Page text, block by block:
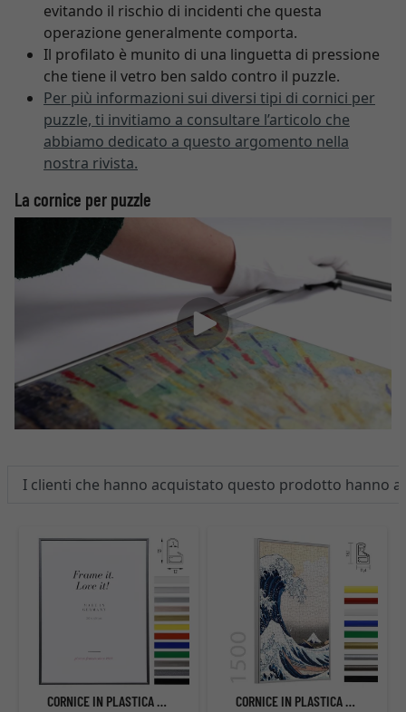
evitando il rischio di incidenti che questa
operazione generalmente comporta.
Il profilato è munito di una linguetta di pressione
che tiene il vetro ben saldo contro il puzzle.
Per più informazioni sui diversi tipi di cornici per
puzzle, ti invitiamo a consultare l’articolo che
abbiamo dedicato a questo argomento nella
nostra rivista.
La cornice per puzzle
I clienti che hanno acquistato questo prodotto hanno
CORNICE IN PLASTICA ART CORNICE IN PLASTICA PER PUZZLE DA 1500 PEZZI